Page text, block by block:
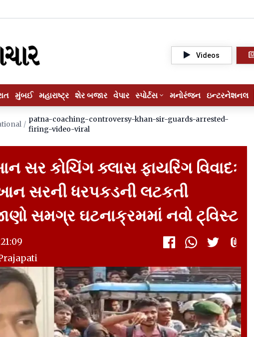
Videos
મુંબઈ મહારાષ્ટ્ર શેર બજાર વેપાર સ્પોર્ટસ મનોરંજન ઇન્ટરનેશનલ
/
patna-coaching-controversy-khan-sir-guards-arrested-
firing-video-viral
સર કોચિંગ ક્લાસ ફાયરિંગ વિવાદઃ
ખાન સરની ધરપકડની લટકતી
સમગ્ર ઘટનાક્રમમાં નવો ટ્વિસ્ટ